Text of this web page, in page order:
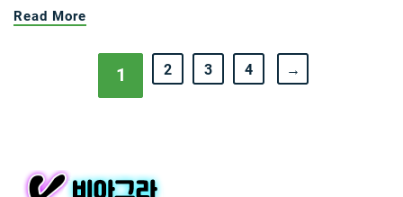
Read More
1 2 3 4 →